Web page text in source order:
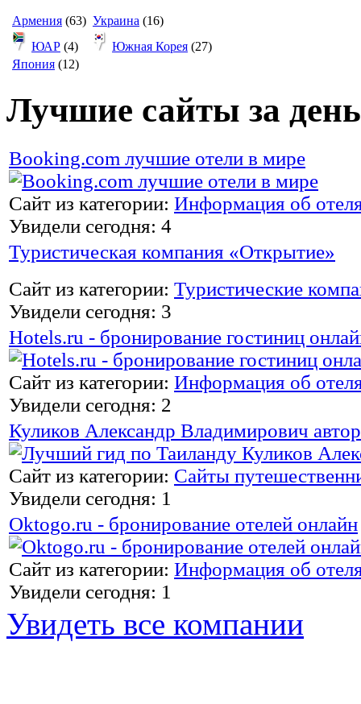
Армения (63) Украина (16)
ЮАР (4) Южная Корея (27)
Япония (12)
Лучшие сайты за день
Booking.com лучшие отели в мире
Сайт из категории: Информация об
Увидели сегодня: 4
Туристическая компания «Открытие»
Сайт из категории: Туристические
Увидели сегодня: 3
Hotels.ru - бронирование гостиниц
Сайт из категории: Информация об
Увидели сегодня: 2
Куликов Александр Владимирович
Сайт из категории: Сайты
Увидели сегодня: 1
Oktogo.ru - бронирование отелей онлайн
Сайт из категории: Информация об
Увидели сегодня: 1
Увидеть все компании